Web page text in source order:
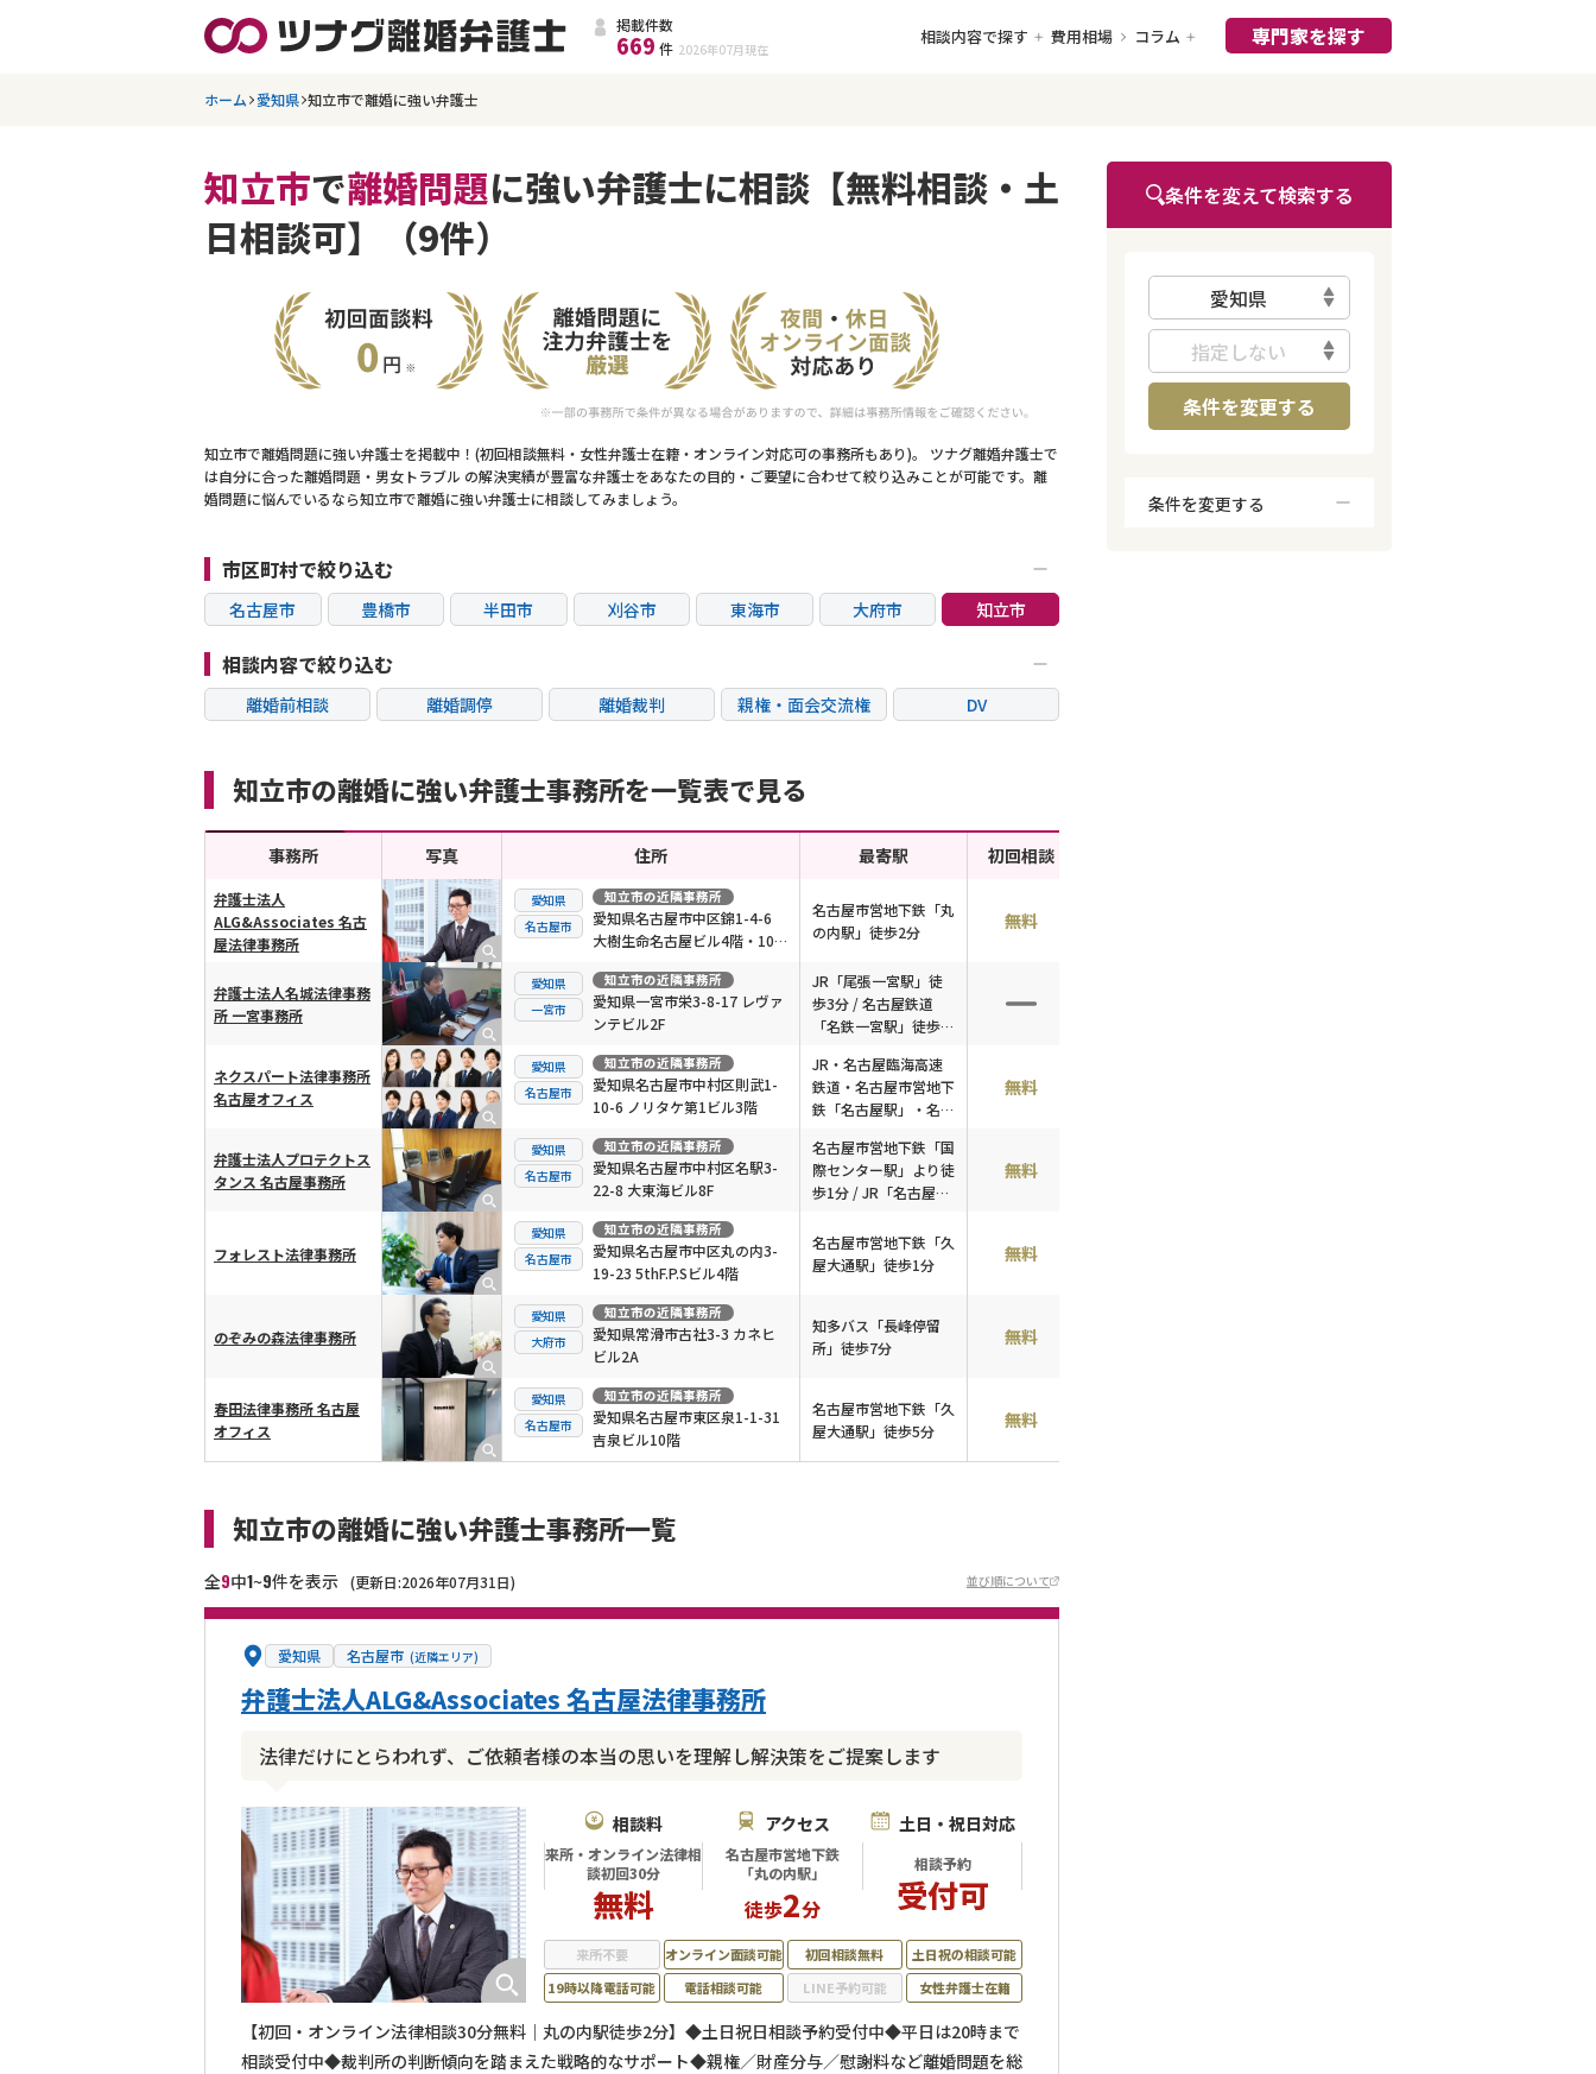
掲載件数
669 件 2026年07月 現在
相談内容で探す 費用相場 コラム 専門家を探す
ホーム 愛知県 知立市で離婚に強い弁護士
知立市で離婚問題に強い弁護士に相談【無料相談・土
日相談可】（9件）
知立市で離婚問題に強い弁護士を掲載中！(初回相談無料・女性弁護士在籍・オンライン対応可の事務所もあり)。 ツナグ離婚弁護士で
は自分に合った離婚問題・男女トラブル の解決実績が豊富な弁護士をあなたの目的・ご要望に合わせて絞り込みことが可能です。離
婚問題に悩んでいるなら知立市で離婚に強い弁護士に相談してみましょう。
市区町村で絞り込む
名古屋市 豊橋市 半田市 刈谷市 東海市 大府市
知立市
相談内容で絞り込む
離婚前相談 離婚調停 離婚裁判 親権・面会交流権
DV
内縁の夫婦
熟年離婚
知立市の離婚に強い弁護士事務所を一覧表で見る
横スクロール可能
事務所 写真 住所 最寄駅 初回相談
弁護士法人
ALG&Associates 名古
屋法律事務所
愛知県
名古屋市
知立市の近隣事務所
愛知県名古屋市中区錦1-4-6
大樹生命名古屋ビル4階・10
名古屋市営地下鉄「丸
の内駅」徒歩2分
無料
弁護士法人名城法律事務
所 一宮事務所
愛知県
一宮市
知立市の近隣事務所
愛知県一宮市栄3-8-17 レヴァ
ンテビル2F
JR「尾張一宮駅」徒
歩3分 / 名古屋鉄道
「名鉄一宮駅」徒歩3
ネクスパート法律事務所
名古屋オフィス
愛知県
名古屋市
知立市の近隣事務所
愛知県名古屋市中村区則武1-
10-6 ノリタケ第1ビル3階
JR・名古屋臨海高速
鉄道・名古屋市営地下
鉄「名古屋駅」・名古
駅」・近畿日本鉄道
「近鉄名古屋駅」徒歩
5分
無料
弁護士法人プロテクトス
タンス 名古屋事務所
愛知県
名古屋市
知立市の近隣事務所
愛知県名古屋市中村区名駅3-
22-8 大東海ビル8F
名古屋市営地下鉄「国
際センター駅」より徒
歩1分 / JR「名古屋
鉄・近鉄「名古屋駅」
より徒歩8分
無料
フォレスト法律事務所
愛知県
名古屋市
知立市の近隣事務所
愛知県名古屋市中区丸の内3-
19-23 5thF.P.Sビル4階
名古屋市営地下鉄「久
屋大通駅」徒歩1分
無料
のぞみの森法律事務所
愛知県
大府市
知立市の近隣事務所
愛知県常滑市古社3-3 カネヒ
ビル2A
知多バス「長峰停留
所」徒歩7分
無料
春田法律事務所 名古屋
オフィス
愛知県
名古屋市
知立市の近隣事務所
愛知県名古屋市東区泉1-1-31
吉泉ビル10階
名古屋市営地下鉄「久
屋大通駅」徒歩5分
無料
知立市の離婚に強い弁護士事務所一覧
全9中1~9件を表示 (更新日:2026年07月31日) 並び順について
愛知県 名古屋市 (近隣エリア)
法律だけにとらわれず、ご依頼者様の本当の思いを理解し解決策をご提案します
弁護士法人ALG&Associates 名古屋法律事務所
相談料
来所・オンライン法律相
談初回30分
無料
アクセス
名古屋市営地下鉄
「丸の内駅」
徒歩2分
土日・祝日対応
相談予約
受付可
【初回・オンライン法律相談30分無料｜丸の内駅徒歩2分】◆土日祝日相談予約受付中◆平日は20時まで
相談受付中◆裁判所の判断傾向を踏まえた戦略的なサポート◆親権／財産分与／慰謝料など離婚問題を総
来所不要 オンライン面談可能 初回相談無料
土日祝の相談可能
19時以降電話可能
電話相談可能 LINE予約可能 女性弁護士在籍
条件を変えて検索する
愛知県
指定しない
条件を変更する
条件を変更する